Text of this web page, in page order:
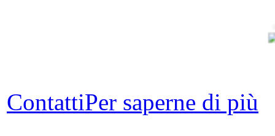
ContattiPer saperne di più